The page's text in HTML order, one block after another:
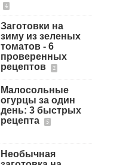
4
Заготовки на
зиму из зеленых
томатов - 6
проверенных
рецептов
2
Малосольные
огурцы за один
день: 3 быстрых
рецепта
5
Необычная